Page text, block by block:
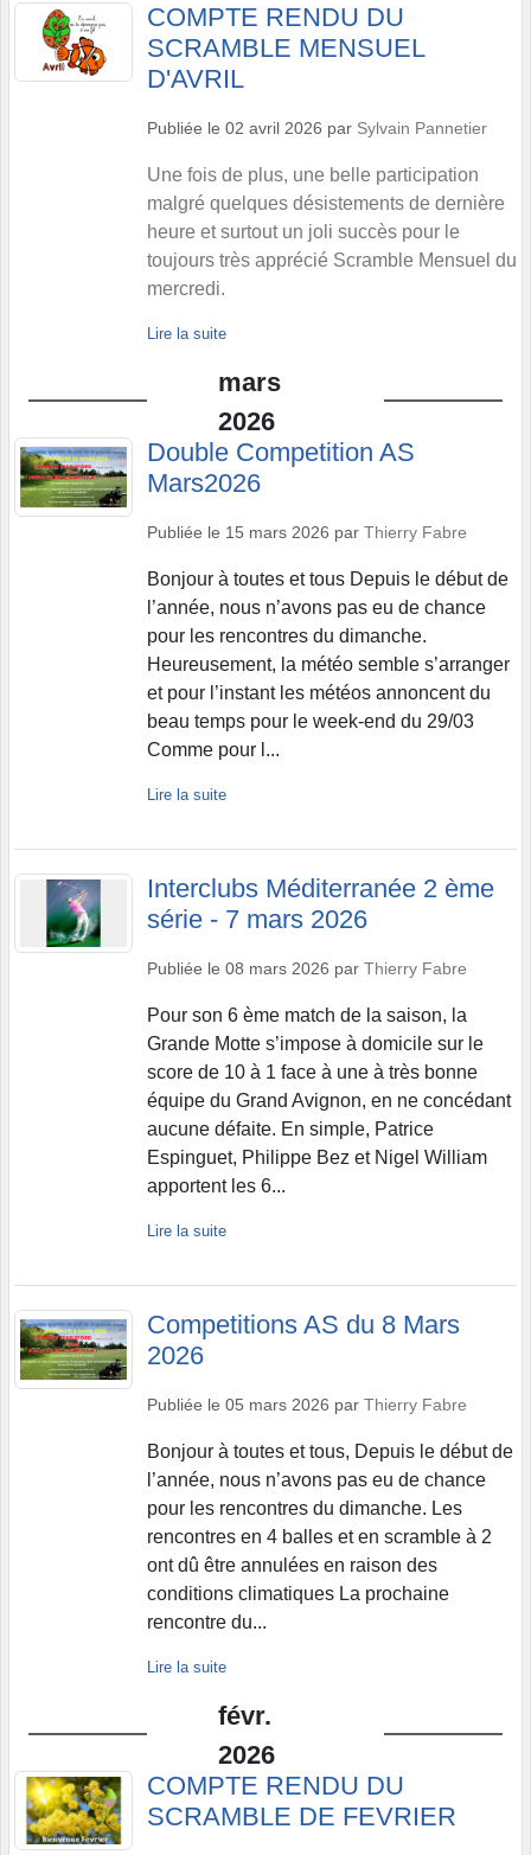
COMPTE RENDU DU
SCRAMBLE MENSUEL
D'AVRIL
Publiée le 02 avril 2026 par Sylvain Pannetier
Une fois de plus, une belle participation
malgré quelques désistements de dernière
heure et surtout un joli succès pour le
toujours très apprécié Scramble Mensuel du
mercredi.
Lire la suite
mars
2026
Double Competition AS
Mars2026
Publiée le 15 mars 2026 par Thierry Fabre
Bonjour à toutes et tous Depuis le début de
l’année, nous n’avons pas eu de chance
pour les rencontres du dimanche.
Heureusement, la météo semble s’arranger
et pour l’instant les météos annoncent du
beau temps pour le week-end du 29/03
Comme pour l...
Lire la suite
Interclubs Méditerranée 2 ème
série - 7 mars 2026
Publiée le 08 mars 2026 par Thierry Fabre
Pour son 6 ème match de la saison, la
Grande Motte s’impose à domicile sur le
score de 10 à 1 face à une à très bonne
équipe du Grand Avignon, en ne concédant
aucune défaite. En simple, Patrice
Espinguet, Philippe Bez et Nigel William
apportent les 6...
Lire la suite
Competitions AS du 8 Mars
2026
Publiée le 05 mars 2026 par Thierry Fabre
Bonjour à toutes et tous, Depuis le début de
l’année, nous n’avons pas eu de chance
pour les rencontres du dimanche. Les
rencontres en 4 balles et en scramble à 2
ont dû être annulées en raison des
conditions climatiques La prochaine
rencontre du...
Lire la suite
févr.
2026
COMPTE RENDU DU
SCRAMBLE DE FEVRIER